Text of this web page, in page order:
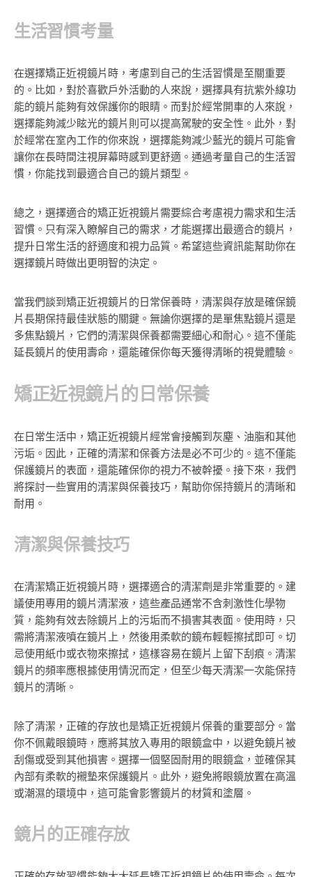
生活習慣考量
在選擇矯正近視鏡片時，考慮到自己的生活習慣是至關重要
的。比如，對於喜歡戶外活動的人來說，選擇具有抗紫外線功
能的鏡片能夠有效保護你的眼睛。而對於經常開車的人來說，
選擇能夠減少眩光的鏡片則可以提高駕駛的安全性。此外，對
於經常在室內工作的你來說，選擇能夠減少藍光的鏡片可能會
讓你在長時間注視屏幕時感到更舒適。通過考量自己的生活習
慣，你能找到最適合自己的鏡片類型。
總之，選擇適合的矯正近視鏡片需要綜合考慮視力需求和生活
習慣。只有深入瞭解自己的需求，才能選擇出最適合的鏡片，
提升日常生活的舒適度和視力品質。希望這些資訊能幫助你在
選擇鏡片時做出更明智的決定。
當我們談到矯正近視鏡片的日常保養時，清潔與存放是確保鏡
片長期保持最佳狀態的關鍵。無論你選擇的是單焦點鏡片還是
多焦點鏡片，它們的清潔與保養都需要細心和耐心。這不僅能
延長鏡片的使用壽命，還能確保你每天獲得清晰的視覺體驗。
矯正近視鏡片的日常保養
在日常生活中，矯正近視鏡片經常會接觸到灰塵、油脂和其他
污垢。因此，正確的清潔和保養方法是必不可少的。這不僅能
保護鏡片的表面，還能確保你的視力不被幹擾。接下來，我們
將探討一些實用的清潔與保養技巧，幫助你保持鏡片的清晰和
耐用。
清潔與保養技巧
在清潔矯正近視鏡片時，選擇適合的清潔劑是非常重要的。建
議使用專用的鏡片清潔液，這些產品通常不含刺激性化學物
質，能夠有效去除鏡片上的污垢而不損害其表面。使用時，只
需將清潔液噴在鏡片上，然後用柔軟的鏡布輕輕擦拭即可。切
忌使用紙巾或衣物來擦拭，這樣容易在鏡片上留下刮痕。清潔
鏡片的頻率應根據使用情況而定，但至少每天清潔一次能保持
鏡片的清晰。
除了清潔，正確的存放也是矯正近視鏡片保養的重要部分。當
你不佩戴眼鏡時，應將其放入專用的眼鏡盒中，以避免鏡片被
刮傷或受到其他損害。選擇一個堅固耐用的眼鏡盒，並確保其
內部有柔軟的襯墊來保護鏡片。此外，避免將眼鏡放置在高溫
或潮濕的環境中，這可能會影響鏡片的材質和塗層。
鏡片的正確存放